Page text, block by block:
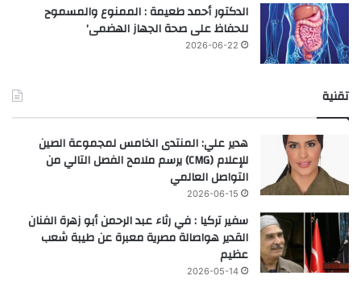
الدكتور أحمد طعيمة : الممنوع والمسموح
للحفاظ على صحة الجهاز الهضمى’
2026-06-22
تقنية
هدير علي: المنتدى الخامس لمجموعة الصين
للإعلام (CMG) يرسم ملامح الفصل التالي من
التواصل العالمي
2026-06-15
سفير تركيا : في رثاء عبد الرحمن أبو زهرة الفنان
القدير هواصالة مصرية معبرة عن طيبة شعب
عظيم
2026-05-14